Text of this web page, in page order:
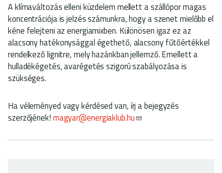
A klímaváltozás elleni küzdelem mellett a szállópor magas
koncentrációja is jelzés számunkra, hogy a szenet mielőbb el
kéne felejteni az energiamixben. Különösen igaz ez az
alacsony hatékonysággal égethető, alacsony fűtőértékkel
rendelkező lignitre, mely hazánkban jellemző. Emellett a
hulladékégetés, avarégetés szigorú szabályozása is
szükséges.
Ha véleményed vagy kérdésed van, írj a bejegyzés
szerzőjének! magyar@energiaklub.hu